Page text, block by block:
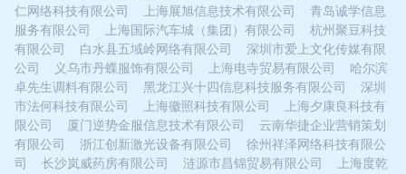
仁网络科技有限公司
上海展旭信息技术有限公司
青岛诚学信息
服务有限公司
上海国际汽车城（集团）有限公司
杭州聚豆科技
有限公司
白水县五域岭网络有限公司
深圳市爱上文化传媒有限
公司
义乌市丹蝶服饰有限公司 上海电寺贸易有限公司
哈尔滨
卓先生调料有限公司
黑龙江兴十四信息科技服务有限公司
深圳
市法何科技有限公司
上海徽照科技有限公司
上海夕康良科技有
限公司
厦门逆势金服信息技术有限公司
云南华捷企业营销策划
有限公司
浙江创新激光设备有限公司
徐州祥泽网络科技有限公
司
长沙岚威药房有限公司 涟源市昌锦贸易有限公司
上海度乾